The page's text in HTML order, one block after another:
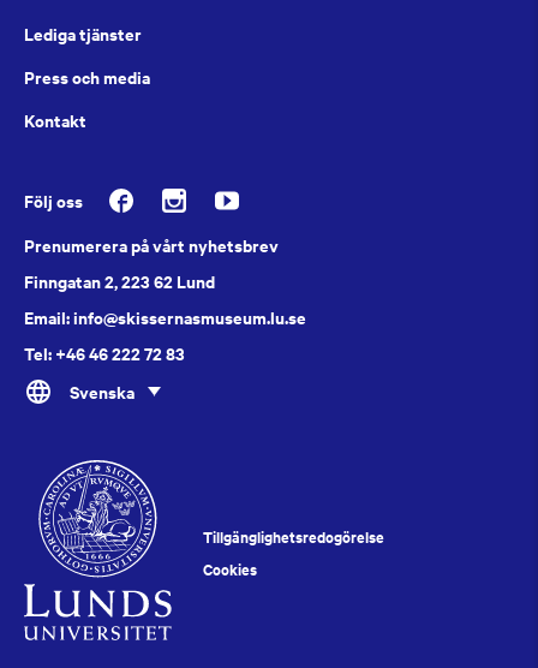
Lediga tjänster
Press och media
Kontakt
Följ oss
Prenumerera på vårt nyhetsbrev
Finngatan 2, 223 62 Lund
Email: info@skissernasmuseum.lu.se
Tel: +46 46 222 72 83
Svenska
Tillgänglighetsredogörelse
Cookies